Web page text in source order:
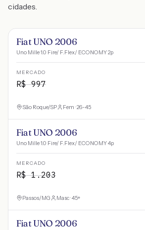
cidades.
Fiat UNO 2006
Uno Mille 1.0 Fire/ F.Flex/ ECONOMY 2p
MERCADO
R$997
São Roque/SP Fem · 26-45
Fiat UNO 2006
Uno Mille 1.0 Fire/ F.Flex/ ECONOMY 4p
MERCADO
R$1.203
Passos/MG Masc · 45+
Fiat UNO 2006